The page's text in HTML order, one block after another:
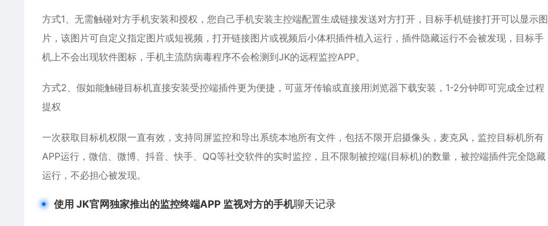
方式1、无需触碰对方手机安装和授权，您自己手机安装主控端配置生成链接发送对方打开，目标手机链接打开可以显示图
片，该图片可自定义指定图片或短视频，打开链接图片或视频后小体积插件植入运行，插件隐藏运行不会被发现，目标手
机上不会出现软件图标，手机主流防病毒程序不会检测到JK的远程监控APP。
方式2、假如能触碰目标机直接安装受控端插件更为便捷，可蓝牙传输或直接用浏览器下载安装，1-2分钟即可完成全过程
提权
一次获取目标机权限一直有效，支持同屏监控和导出系统本地所有文件，包括不限开启摄像头，麦克风，监控目标机所有
APP运行，微信、微博、抖音、快手、QQ等社交软件的实时监控，且不限制被控端(目标机)的数量，被控端插件完全隐藏
运行，不必担心被发现。
使用 JK官网独家推出的监控终端APP 监视对方的手机聊天记录